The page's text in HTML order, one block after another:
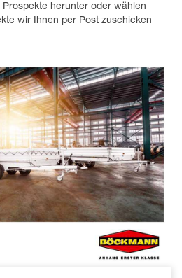
herunter oder wählen
wir Ihnen per Post zuschicken